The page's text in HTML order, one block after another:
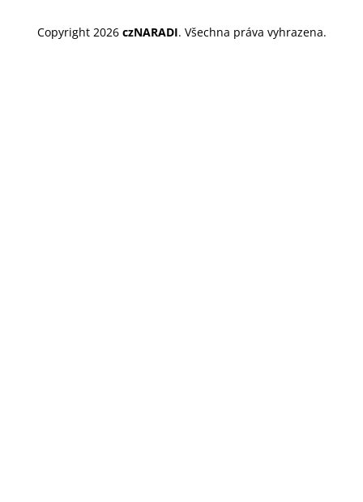
Copyright 2026 czNARADI. Všechna práva vyhrazena.